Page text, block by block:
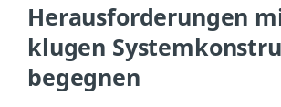
Herausforderungen
klugen
begegnen